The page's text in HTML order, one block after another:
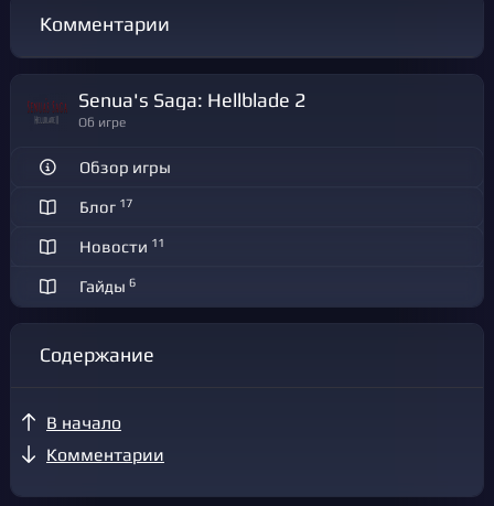
Комментарии
Senua's Saga: Hellblade 2
Об игре
Обзор игры
Блог 17
Новости 11
Гайды 6
Содержание
В начало
Комментарии